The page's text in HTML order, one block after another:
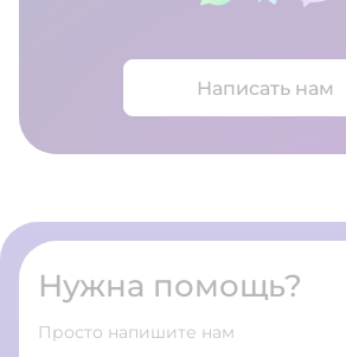
Написать нам
Нужна помощь?
Просто напишите нам